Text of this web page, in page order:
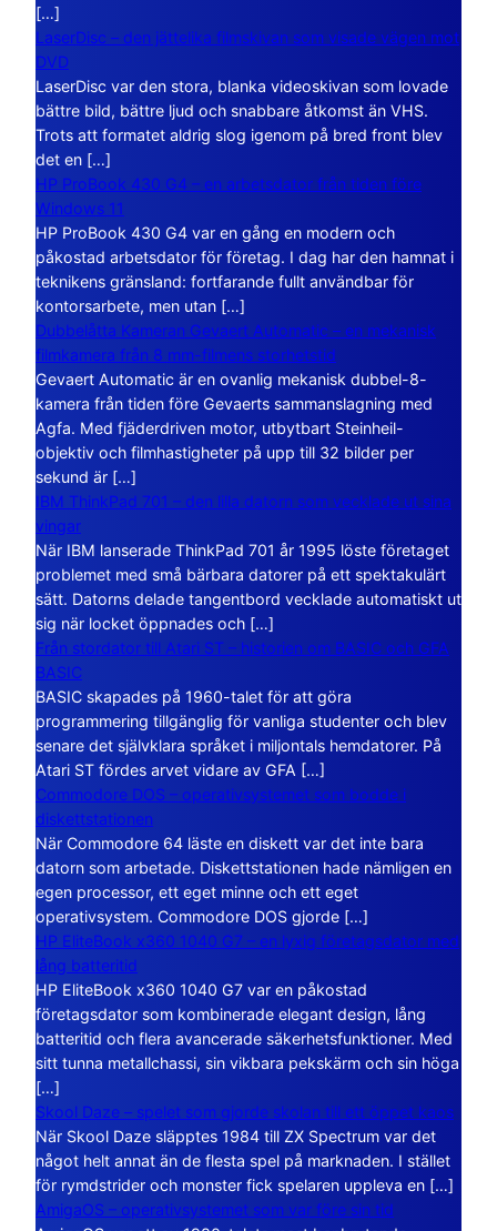
[…]
LaserDisc – den jättelika filmskivan som visade vägen mot
DVD
LaserDisc var den stora, blanka videoskivan som lovade
bättre bild, bättre ljud och snabbare åtkomst än VHS.
Trots att formatet aldrig slog igenom på bred front blev
det en […]
HP ProBook 430 G4 – en arbetsdator från tiden före
Windows 11
HP ProBook 430 G4 var en gång en modern och
påkostad arbetsdator för företag. I dag har den hamnat i
teknikens gränsland: fortfarande fullt användbar för
kontorsarbete, men utan […]
Dubbelåtta Kameran Gevaert Automatic – en mekanisk
filmkamera från 8 mm-filmens storhetstid
Gevaert Automatic är en ovanlig mekanisk dubbel-8-
kamera från tiden före Gevaerts sammanslagning med
Agfa. Med fjäderdriven motor, utbytbart Steinheil-
objektiv och filmhastigheter på upp till 32 bilder per
sekund är […]
IBM ThinkPad 701 – den lilla datorn som vecklade ut sina
vingar
När IBM lanserade ThinkPad 701 år 1995 löste företaget
problemet med små bärbara datorer på ett spektakulärt
sätt. Datorns delade tangentbord vecklade automatiskt ut
sig när locket öppnades och […]
Från stordator till Atari ST – historien om BASIC och GFA
BASIC
BASIC skapades på 1960-talet för att göra
programmering tillgänglig för vanliga studenter och blev
senare det självklara språket i miljontals hemdatorer. På
Atari ST fördes arvet vidare av GFA […]
Commodore DOS – operativsystemet som bodde i
diskettstationen
När Commodore 64 läste en diskett var det inte bara
datorn som arbetade. Diskettstationen hade nämligen en
egen processor, ett eget minne och ett eget
operativsystem. Commodore DOS gjorde […]
HP EliteBook x360 1040 G7 – en lyxig företagsdator med
lång batteritid
HP EliteBook x360 1040 G7 var en påkostad
företagsdator som kombinerade elegant design, lång
batteritid och flera avancerade säkerhetsfunktioner. Med
sitt tunna metallchassi, sin vikbara pekskärm och sin höga
[…]
Skool Daze – spelet som gjorde skolan till ett öppet kaos
När Skool Daze släpptes 1984 till ZX Spectrum var det
något helt annat än de flesta spel på marknaden. I stället
för rymdstrider och monster fick spelaren uppleva en […]
AmigaOS – operativsystemet som var före sin tid